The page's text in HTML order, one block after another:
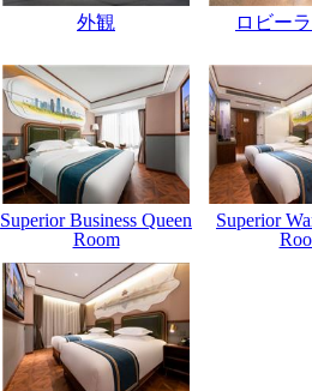
外観 ロビー
Superior Business Queen
Room
Superior